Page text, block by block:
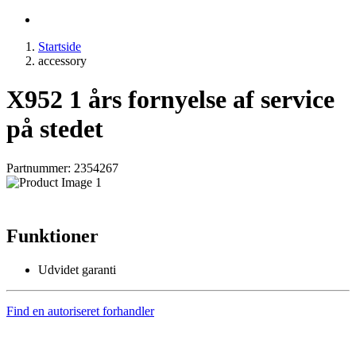
Startside
accessory
X952 1 års fornyelse af service
på stedet
Partnummer: 2354267
Funktioner
Udvidet garanti
Find en autoriseret forhandler